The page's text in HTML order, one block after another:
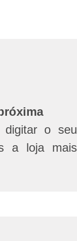
digitar o seu
a loja mais